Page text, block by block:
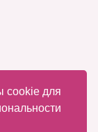
cookie для